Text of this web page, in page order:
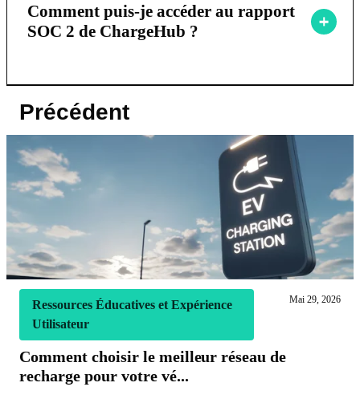
Comment puis-je accéder au rapport
SOC 2 de ChargeHub ?
Précédent
Ressources Éducatives et Expérience
Utilisateur
Mai 29, 2026
Comment choisir le meilleur réseau de
recharge pour votre vé...